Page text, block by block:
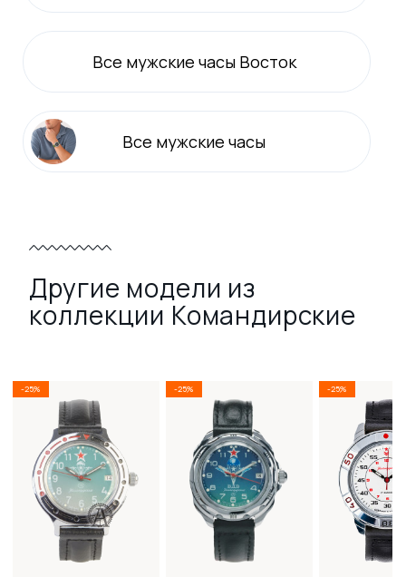
Все мужские часы Восток
Все мужские часы
Другие модели из
коллекции Командирские
-25% -25% -25%